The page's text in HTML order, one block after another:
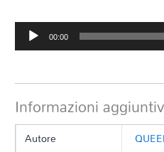
Audio
Player
00:00
Informazioni
Autore